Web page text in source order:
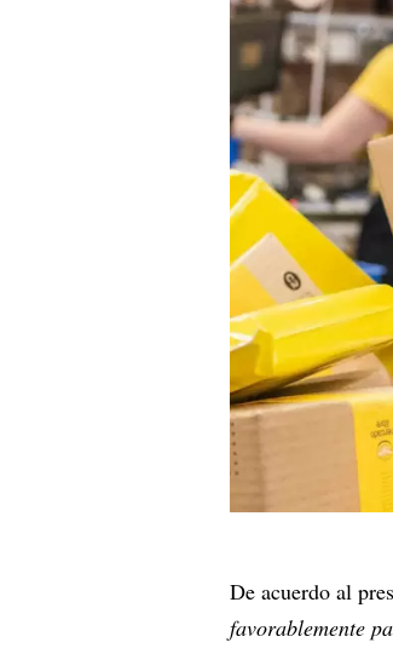
De acuerdo al
favorablemente